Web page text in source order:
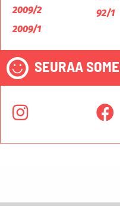
2009/2
2009/1
92/1
SEURAA